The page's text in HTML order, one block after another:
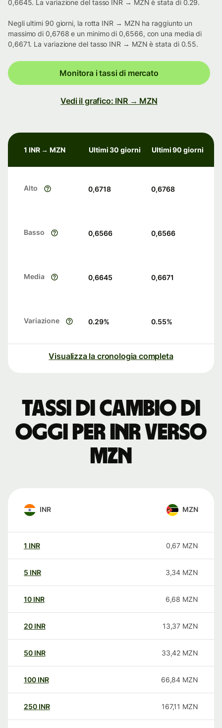
0,6645. La variazione del tasso INR → MZN è stata di 0.29.
Negli ultimi 90 giorni, la rotta INR → MZN ha raggiunto un
massimo di 0,6768 e un minimo di 0,6566, con una media di
0,6671. La variazione del tasso INR → MZN è stata di 0.55.
Monitora i tassi di mercato
Vedi il grafico: INR → MZN
1 INR → MZN Ultimi 30 giorni Ultimi 90 giorni
Alto 0,6718 0,6768
Basso 0,6566 0,6566
Media 0,6645 0,6671
Variazione 0.29% 0.55%
Visualizza la cronologia completa
Tassi di cambio di
oggi per INR verso
MZN
INR MZN
1 INR 0,67 MZN
5 INR 3,34 MZN
10 INR 6,68 MZN
20 INR 13,37 MZN
50 INR 33,42 MZN
100 INR 66,84 MZN
250 INR 167,11 MZN